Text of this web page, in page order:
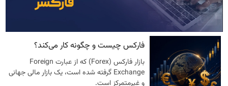
فارکس چیست و چگونه کار می‌کند؟
بازار فارکس (Forex) که از عبارت Foreign
Exchange گرفته شده است، یک بازار مالی جهانی
و غیرمتمرکز است.
نرم افزار معاملاتی
اخبار و مقاله ها
مفاهیم پایه فارکس
مقالات
تقویم اقتصادی
درباره کارگزاری فارکسر